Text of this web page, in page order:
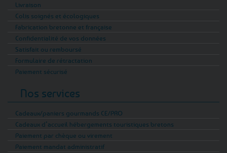
Livraison
Colis soignés et écologiques
Fabrication bretonne et française
Confidentialité de vos données
Satisfait ou remboursé
Formulaire de rétractation
Paiement sécurisé
Nos services
Cadeaux/paniers gourmands CE/PRO
Cadeaux d’accueil hébergements touristiques bretons
Paiement par chèque ou virement
Paiement mandat administratif